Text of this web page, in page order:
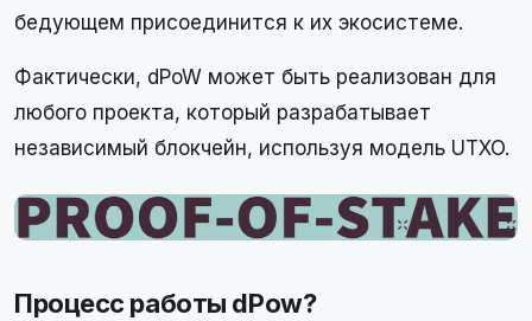
бедующем присоединится к их экосистеме.
Фактически, dPoW может быть реализован для
любого проекта, который разрабатывает
независимый блокчейн, используя модель UTXO.
Процесс работы dPow?